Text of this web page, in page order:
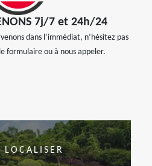
7j/7 et 24h/24
dans l’immédiat, n’hésitez pas
formulaire ou à nous appeler.
LOCALISER